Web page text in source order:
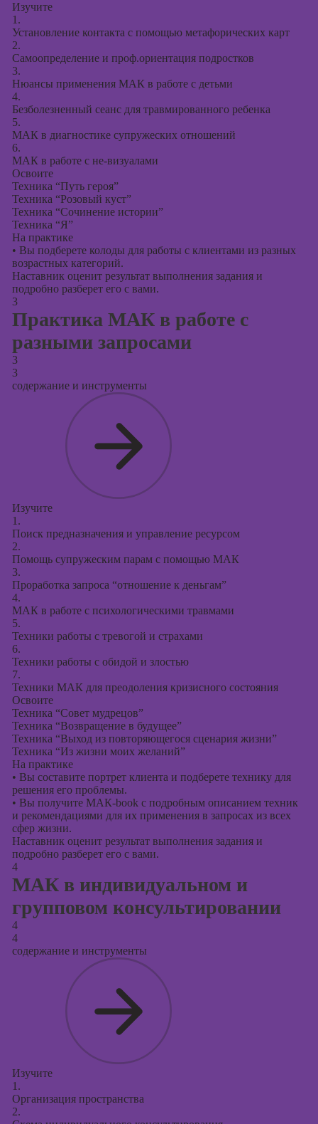
Изучите
1.
Установление контакта с помощью метафорических карт
2.
Самоопределение и проф.ориентация подростков
3.
Нюансы применения МАК в работе с детьми
4.
Безболезненный сеанс для травмированного ребенка
5.
МАК в диагностике супружеских отношений
6.
МАК в работе с не-визуалами
Освоите
Техника “Путь героя”
Техника “Розовый куст”
Техника “Сочинение истории”
Техника “Я”
На практике
• Вы подберете колоды для работы с клиентами из разных
возрастных категорий.
Наставник оценит результат выполнения задания и
подробно разберет его с вами.
3
Практика МАК в работе с
разными запросами
3
3
содержание и инструменты
Изучите
1.
Поиск предназначения и управление ресурсом
2.
Помощь супружеским парам с помощью МАК
3.
Проработка запроса “отношение к деньгам”
4.
МАК в работе с психологическими травмами
5.
Техники работы с тревогой и страхами
6.
Техники работы с обидой и злостью
7.
Техники МАК для преодоления кризисного состояния
Освоите
Техника “Совет мудрецов”
Техника “Возвращение в будущее”
Техника “Выход из повторяющегося сценария жизни”
Техника “Из жизни моих желаний”
На практике
• Вы составите портрет клиента и подберете технику для
решения его проблемы.
• Вы получите МАК-book с подробным описанием техник
и рекомендациями для их применения в запросах из всех
сфер жизни.
Наставник оценит результат выполнения задания и
подробно разберет его с вами.
4
МАК в индивидуальном и
групповом консультировании
4
4
содержание и инструменты
Изучите
1.
Организация пространства
2.